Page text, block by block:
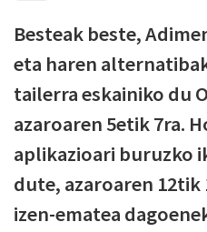
Besteak beste,
eta haren
tailerra eskainiko du
azaroaren 5etik 7ra.
aplikazioari buruzko
dute, azaroaren 12tik
izen-ematea